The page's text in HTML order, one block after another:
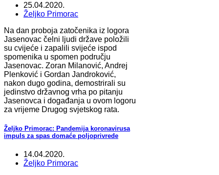
25.04.2020.
Željko Primorac
Na dan proboja zatočenika iz logora
Jasenovac čelni ljudi države položili
su cvijeće i zapalili svijeće ispod
spomenika u spomen području
Jasenovac. Zoran Milanović, Andrej
Plenković i Gordan Jandroković,
nakon dugo godina, demostrirali su
jedinstvo državnog vrha po pitanju
Jasenovca i događanja u ovom logoru
za vrijeme Drugog svjetskog rata.
Željko Primorac: Pandemija koronavirusa
impuls za spas domaće poljoprivrede
14.04.2020.
Željko Primorac